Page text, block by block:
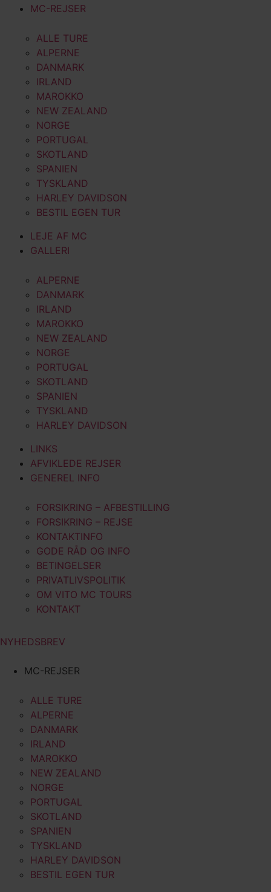
MC-REJSER
ALLE TURE
ALPERNE
DANMARK
IRLAND
MAROKKO
NEW ZEALAND
NORGE
PORTUGAL
SKOTLAND
SPANIEN
TYSKLAND
HARLEY DAVIDSON
BESTIL EGEN TUR
LEJE AF MC
GALLERI
ALPERNE
DANMARK
IRLAND
MAROKKO
NEW ZEALAND
NORGE
PORTUGAL
SKOTLAND
SPANIEN
TYSKLAND
HARLEY DAVIDSON
LINKS
AFVIKLEDE REJSER
GENEREL INFO
FORSIKRING – AFBESTILLING
FORSIKRING – REJSE
KONTAKTINFO
GODE RÅD OG INFO
BETINGELSER
PRIVATLIVSPOLITIK
OM VITO MC TOURS
KONTAKT
NYHEDSBREV
MC-REJSER
ALLE TURE
ALPERNE
DANMARK
IRLAND
MAROKKO
NEW ZEALAND
NORGE
PORTUGAL
SKOTLAND
SPANIEN
TYSKLAND
HARLEY DAVIDSON
BESTIL EGEN TUR